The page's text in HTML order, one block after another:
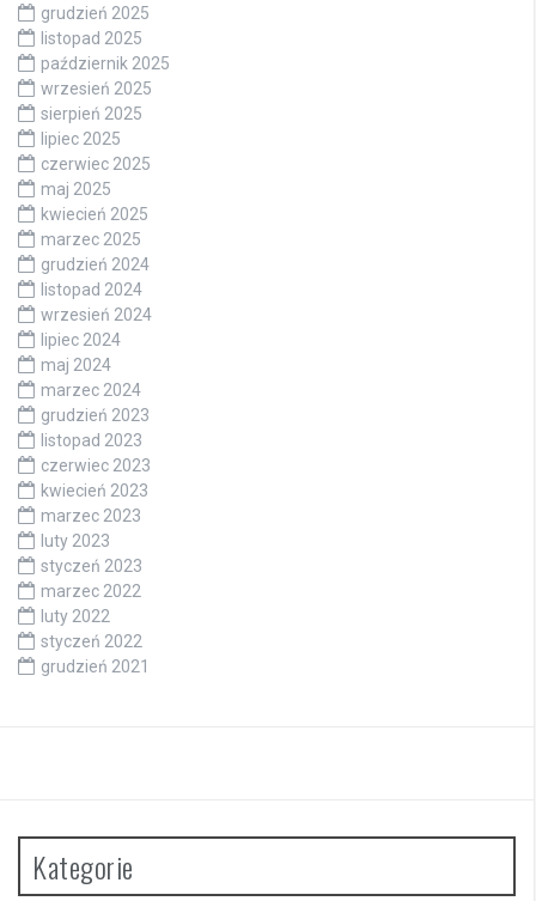
grudzień 2025
listopad 2025
październik 2025
wrzesień 2025
sierpień 2025
lipiec 2025
czerwiec 2025
maj 2025
kwiecień 2025
marzec 2025
grudzień 2024
listopad 2024
wrzesień 2024
lipiec 2024
maj 2024
marzec 2024
grudzień 2023
listopad 2023
czerwiec 2023
kwiecień 2023
marzec 2023
luty 2023
styczeń 2023
marzec 2022
luty 2022
styczeń 2022
grudzień 2021
Kategorie